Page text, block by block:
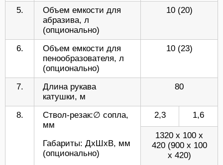
5.
Объем емкости для
абразива, л
(опционально)
10 (20)
6.
Объем емкости для
пенообразователя, л
(опционально)
10 (23)
7.
Длина рукава
катушки, м
80
8.
Ствол-резак:∅ сопла,
мм
Габариты: ДхШхВ, мм
(опционально)
2,3 1,6
1320 х 100 х
420 (900 х 100
х 420)